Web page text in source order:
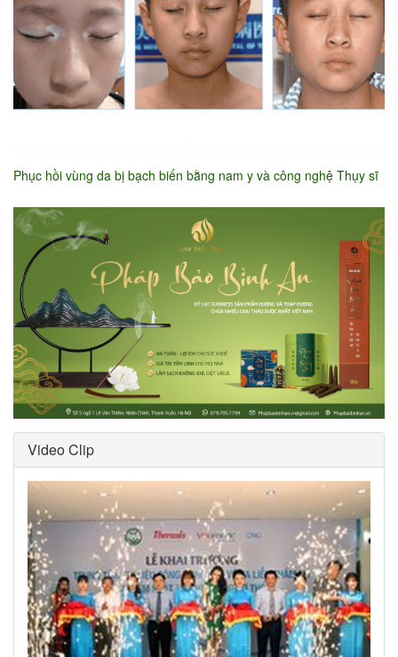
Phục hồi vùng da bị bạch biến bằng nam y và công nghệ Thụy sĩ
Video Clip